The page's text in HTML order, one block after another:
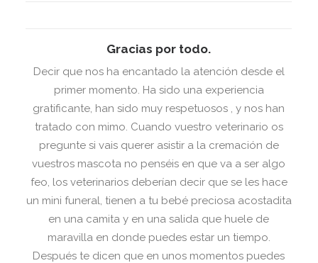
Gracias por todo.
Decir que nos ha encantado la atención desde el
primer momento. Ha sido una experiencia
gratificante, han sido muy respetuosos , y nos han
tratado con mimo. Cuando vuestro veterinario os
pregunte si vais querer asistir a la cremación de
vuestros mascota no penséis en que va a ser algo
feo, los veterinarios deberían decir que se les hace
un mini funeral, tienen a tu bebé preciosa acostadita
en una camita y en una salida que huele de
maravilla en donde puedes estar un tiempo.
Después te dicen que en unos momentos puedes